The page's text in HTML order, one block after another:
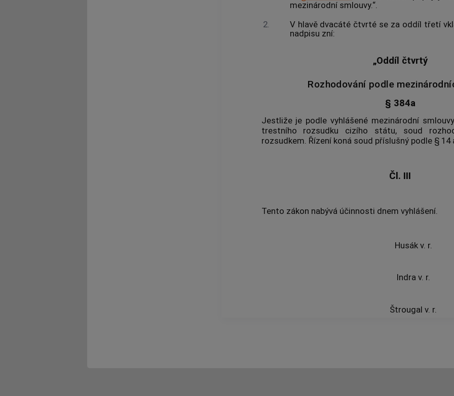
mezinárodní smlouvy.“.
2.
V hlavě dvacáté čtvrté se za oddíl třetí
nadpisu zní:
„Oddíl čtvrtý
Rozhodování podle
§ 384a
Jestliže je podle vyhlášené mezinárodní
trestního rozsudku cizího státu, soud
rozsudkem. Řízení koná soud příslušný podle § 14
Čl. III
Tento zákon nabývá účinnosti dnem vyhlášení.
Husák v. r.
Indra v. r.
Štrougal v. r.